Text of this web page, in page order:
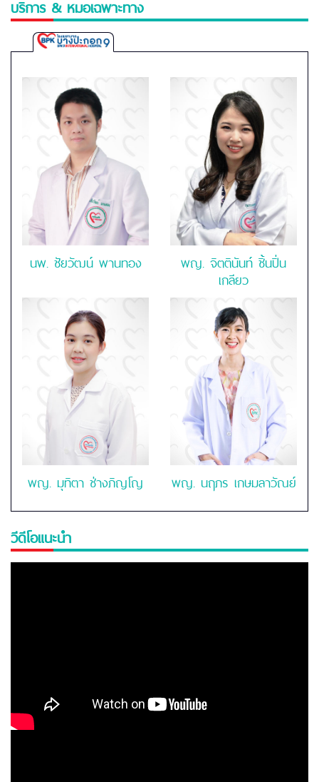
บริการ & หมอเฉพาะทาง
Bangpakok
International
Hospital
นพ. ชัยวัฒน์ พานทอง พญ. จิตตินันท์ ชิ้นปิ่น
เกลียว
พญ. มุทิตา ช่างภิญโญ พญ. นฤภร เกษมลาวัณย์
วีดีโอแนะนำ